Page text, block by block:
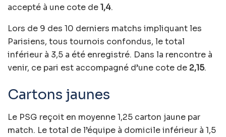
accepté à une cote de1,4.
Lors de 9 des 10 derniers matchs impliquant les
Parisiens, tous tournois confondus, le total
inférieur à 3,5 a été enregistré. Dans la rencontre à
venir, ce pari est accompagné d’une cote de 2,15.
Cartons jaunes
Le PSG reçoit en moyenne 1,25 carton jaune par
match. Le total de l’équipe à domicile inférieur à 1,5